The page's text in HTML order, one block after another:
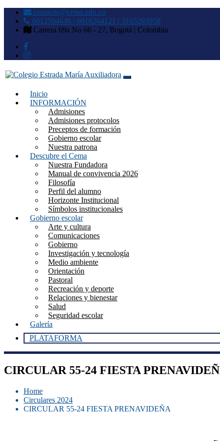
contacto@cema.edu.co
6012504646 | 6016264121 | 3165293958
Carrera 69a No 66 - 27, Bogotá | Colombia
Colegio Estrada María
Inicio
INFORMACIÓN
Admisiones
Admisiones protocolos
Preceptos de formación
Gobierno escolar
Nuestra patrona
Descubre el Cema
Nuestra Fundadora
Manual de convivencia 2026
Filosofía
Perfil del alumno
Horizonte Institucional
Símbolos institucionales
Gobierno escolar
Arte y cultura
Comunicaciones
Gobierno
Investigación y tecnología
Medio ambiente
Orientación
Pastoral
Recreación y deporte
Relaciones y bienestar
Salud
Seguridad escolar
Galería
PLATAFORMA
CIRCULAR 55-24 FIESTA
Home
Circulares 2024
CIRCULAR 55-24 FIESTA PRENAVIDEÑA